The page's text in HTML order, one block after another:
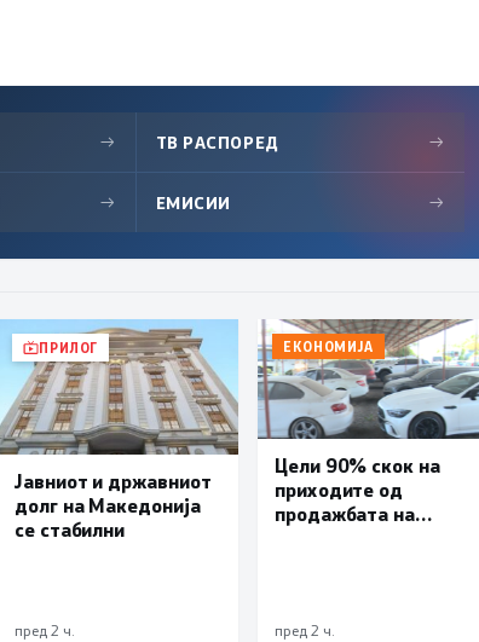
→ ТВ РАСПОРЕД →
→ ЕМИСИИ →
ПРИЛОГ
Јавниот и државниот
долг на Македонија
се стабилни
пред 2 ч.
ЕКОНОМИЈА
Цели 90% скок на
приходите од
продажбата на
пред 2 ч.